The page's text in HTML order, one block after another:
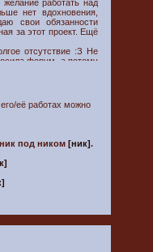
работать над
нет вдохновения,
свои обязанности
за этот проект. Ещё
отсутствие :З Не
форум, а потому
которые хотят
уютнее :З За это
/бурные авации/
над ним и
её работах можно
под ником [ник].